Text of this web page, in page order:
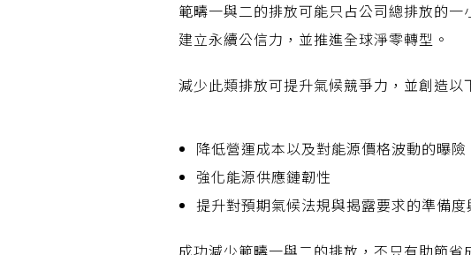
範疇一與二的排放可能只占公司總排放的
建立永續公信力，並推進全球淨零轉型。
減少此類排放可提升氣候競爭力，並創造以
降低營運成本以及對能源價格波動的曝險
強化能源供應鏈韌性
提升對預期氣候法規與揭露要求的準備度
成功減少範疇一與二的排放，不只有助節